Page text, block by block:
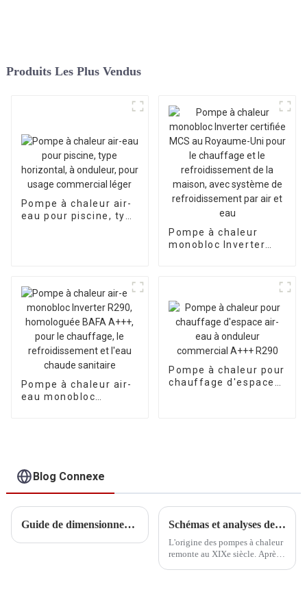
Produits Les Plus Vendus
Pompe à chaleur air-
eau pour piscine, type
Pompe à chaleur
monobloc Inverter
refroidissement de la
maison, avec
système de
refroidissement par
air et eau
Pompe à chaleur air-
eau monobloc
l'eau chaude
sanitaire
Pompe à chaleur pour
chauffage d'espace
Blog Connexe
Guide de dimensionnement des pompes à chaleur pour le chauffage et le refroidissement des maisons Schémas et analyses des systèmes de chauffage par pompe à chaleur à air classiques européens
L'origine des pompes à chaleur
remonte au XIXe siècle. Après